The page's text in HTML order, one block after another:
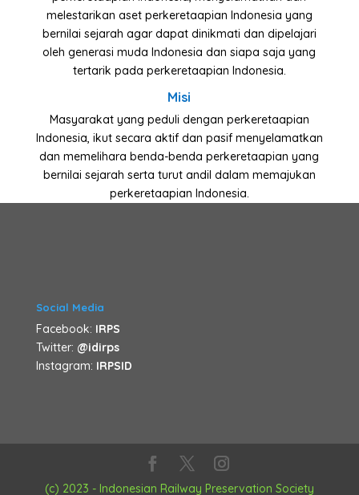
melestarikan aset perkeretaapian Indonesia yang
bernilai sejarah agar dapat dinikmati dan dipelajari
oleh generasi muda Indonesia dan siapa saja yang
tertarik pada perkeretaapian Indonesia.
Misi
Masyarakat yang peduli dengan perkeretaapian
Indonesia, ikut secara aktif dan pasif menyelamatkan
dan memelihara benda-benda perkeretaapian yang
bernilai sejarah serta turut andil dalam memajukan
perkeretaapian Indonesia.
Social Media
Facebook: IRPS
Twitter: @idirps
Instagram: IRPSID
(c) 2023 - Indonesian Railway Preservation Society